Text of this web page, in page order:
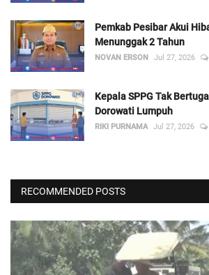
Pemkab Pesibar Akui
Menunggak 2 Tahun
NOVAN ERSON Jul 27, 2026
Kepala SPPG Tak
Dorowati Lumpuh
RIKI PURNAMA Jul 27, 2026
RECOMMENDED POSTS